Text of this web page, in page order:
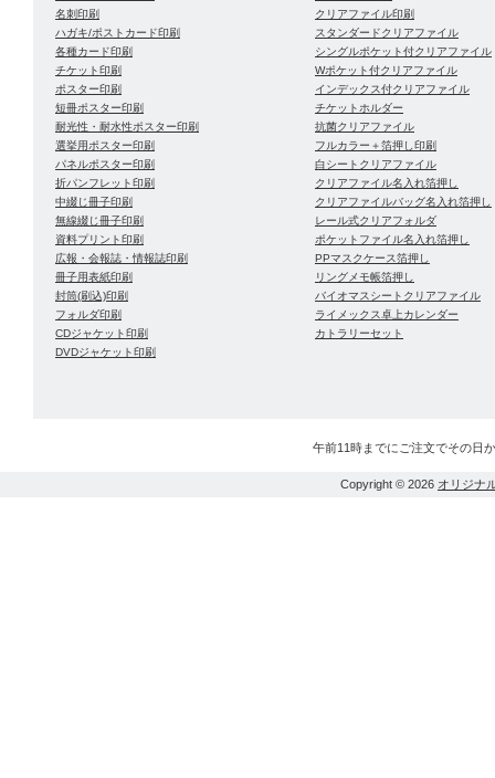
名刺印刷
ハガキ/ポストカード印刷
各種カード印刷
チケット印刷
ポスター印刷
短冊ポスター印刷
耐光性・耐水性ポスター印刷
選挙用ポスター印刷
パネルポスター印刷
折パンフレット印刷
中綴じ冊子印刷
無線綴じ冊子印刷
資料プリント印刷
広報・会報誌・情報誌印刷
冊子用表紙印刷
封筒(刷込)印刷
フォルダ印刷
CDジャケット印刷
DVDジャケット印刷
クリアファイル印刷
スタンダードクリアファイル
シングルポケット付クリアファイル
Wポケット付クリアファイル
インデックス付クリアファイル
チケットホルダー
抗菌クリアファイル
フルカラー＋箔押し印刷
白シートクリアファイル
クリアファイル名入れ箔押し
クリアファイルバッグ名入れ箔押し
レール式クリアフォルダ
ポケットファイル名入れ箔押し
PPマスクケース箔押し
リングメモ帳箔押し
バイオマスシートクリアファイル
ライメックス卓上カレンダー
カトラリーセット
午前11時までにご注文でその日
Copyright © 2026 オリジナ